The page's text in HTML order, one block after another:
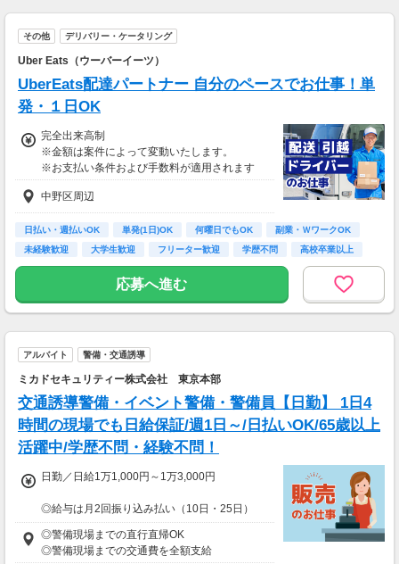
その他 デリバリー・ケータリング
Uber Eats（ウーバーイーツ）
UberEats配達パートナー 自分のペースでお仕事！単
発・１日OK
完全出来高制
※金額は案件によって変動いたします。
※お支払い条件および手数料が適用されます
中野区周辺
日払い・週払いOK 単発(1日)OK 何曜日でもOK
副業・ＷワークOK
未経験歓迎
大学生歓迎 フリーター歓迎 学歴不問 高校卒業以上
応募へ進む
アルバイト 警備・交通誘導
ミカドセキュリティー株式会社 東京本部
交通誘導警備・イベント警備・警備員【日勤】 1日4
時間の現場でも日給保証/週1日～/日払いOK/65歳以上
活躍中/学歴不問・経験不問！
日勤／日給1万1,000円～1万3,000円
◎給与は月2回振り込み払い（10日・25日）
◎日払い制度の利用も可能（規定あり）
◎有資格者は日給+2,000円（一般路線は+1,000
円）
◎警備現場までの直行直帰OK
◎警備現場までの交通費を全額支給